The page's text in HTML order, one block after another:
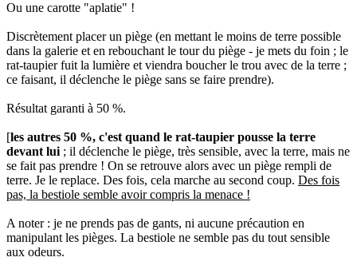
Ou une carotte "aplatie" !
Discrètement placer un piège (en mettant le moins de terre possible
dans la galerie et en rebouchant le tour du piège - je mets du foin ; le
rat-taupier fuit la lumière et viendra boucher le trou avec de la terre ;
ce faisant, il déclenche le piège sans se faire prendre).
Résultat garanti à 50 %.
[les autres 50 %, c'est quand le rat-taupier pousse la terre
devant lui ; il déclenche le piège, très sensible, avec la terre, mais ne
se fait pas prendre ! On se retrouve alors avec un piège rempli de
terre. Je le replace. Des fois, cela marche au second coup. Des fois
pas, la bestiole semble avoir compris la menace !
A noter : je ne prends pas de gants, ni aucune précaution en
manipulant les pièges. La bestiole ne semble pas du tout sensible
aux odeurs.